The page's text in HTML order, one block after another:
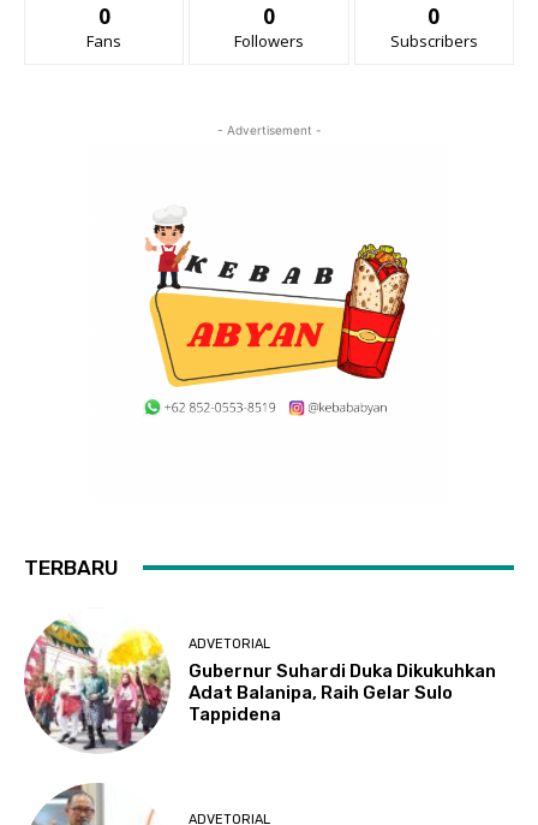
0
Fans
0
Followers
0
Subscribers
- Advertisement -
TERBARU
ADVETORIAL
Gubernur Suhardi Duka Dikukuhkan
Adat Balanipa, Raih Gelar Sulo
Tappidena
ADVETORIAL